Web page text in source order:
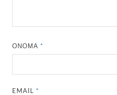
ΌΝΟΜΑ*
EMAIL*